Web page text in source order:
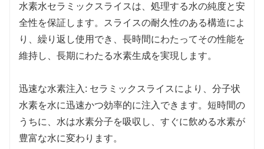
水素水セラミックスライスは、処理する水の純度と安
全性を保証します。スライスの耐久性のある構造によ
り、繰り返し使用でき、長時間にわたってその性能を
維持し、長期にわたる水素生成を実現します。
迅速な水素注入: セラミックスライスにより、分子状
水素を水に迅速かつ効率的に注入できます。短時間の
うちに、水は水素分子を吸収し、すぐに飲める水素が
豊富な水に変わります。